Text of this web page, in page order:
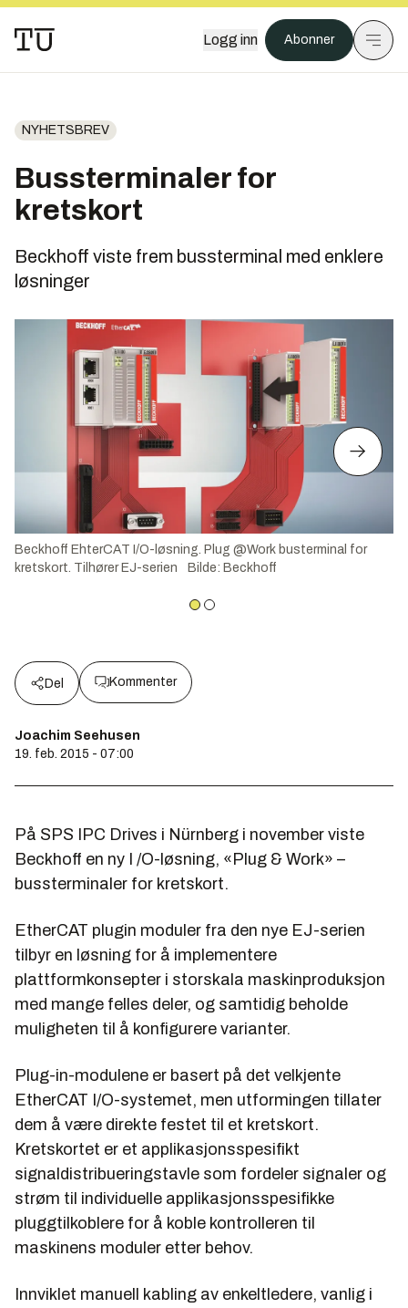
Logg inn Abonner
NYHETSBREV
Bussterminaler for
kretskort
Beckhoff viste frem bussterminal med enklere
løsninger
Beckhoff EhterCAT I/O-løsning. Plug @Work busterminal for
kretskort. Tilhører EJ-serien
Bilde: Beckhoff
Del Kommenter
Joachim Seehusen
19. feb. 2015 - 07:00
På SPS IPC Drives i Nürnberg i november viste
Beckhoff en ny I /O-løsning, «Plug & Work» –
bussterminaler for kretskort.
EtherCAT plugin moduler fra den nye EJ-serien
tilbyr en løsning for å implementere
plattformkonsepter i storskala maskinproduksjon
med mange felles deler, og samtidig beholde
muligheten til å konfigurere varianter.
Plug-in-modulene er basert på det velkjente
EtherCAT I/O-systemet, men utformingen tillater
dem å være direkte festet til et kretskort.
Kretskortet er et applikasjonsspesifikt
signaldistribueringstavle som fordeler signaler og
strøm til individuelle applikasjonsspesifikke
pluggtilkoblere for å koble kontrolleren til
maskinens moduler etter behov.
Innviklet manuell kabling av enkeltledere, vanlig i